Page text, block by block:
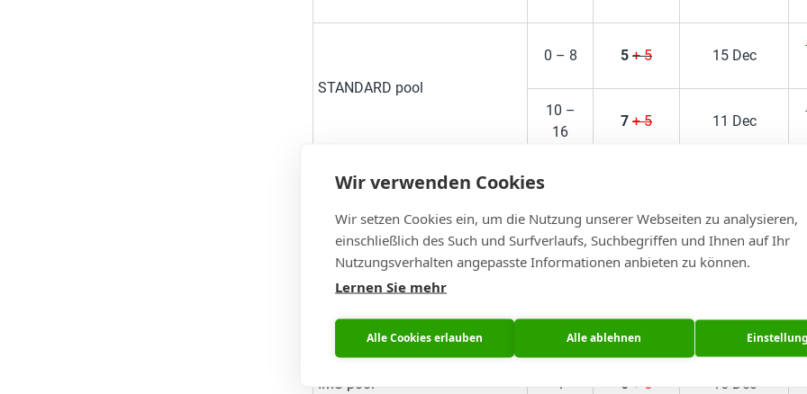
STANDARD pool
0 – 8 5 + 5 15 Dec
10 –
16
7 + 5 11 Dec
DEFINED IMPEDANCE pool 4 – 8
RF pool
+ 5
4 7 + 5 11 Dec
IMS pool 1 5 + 5 15 Dec
Wir verwenden Cookies
Wir setzen Cookies ein, um die Nutzung unserer Webseiten zu analysieren,
einschließlich des Such und Surfverlaufs, Suchbegriffen und Ihnen auf Ihr
Nutzungsverhalten angepasste Informationen anbieten zu können.
Lernen Sie mehr
Alle Cookies erlauben Alle ablehnen